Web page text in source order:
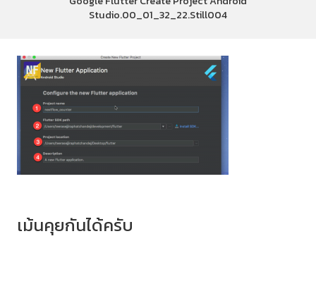
Studio.00_01_32_22.Still004
เม้นคุยกันได้ครับ